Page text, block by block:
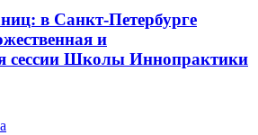
в Санкт-Петербурге
и
сессии Школы Иннопрактики